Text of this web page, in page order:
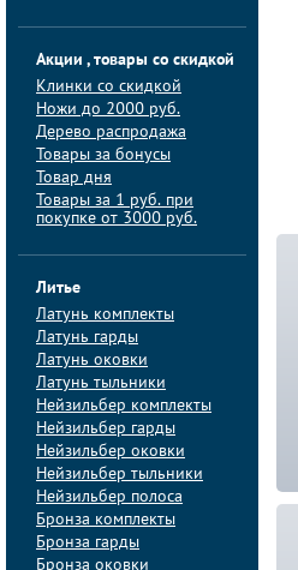
Акции , товары со скидкой
Клинки со скидкой
Ножи до 2000 руб.
Дерево распродажа
Товары за бонусы
Товар дня
Товары за 1 руб. при
покупке от 3000 руб.
Литье
Латунь комплекты
Латунь гарды
Латунь оковки
Латунь тыльники
Нейзильбер комплекты
Нейзильбер гарды
Нейзильбер оковки
Нейзильбер тыльники
Нейзильбер полоса
Бронза комплекты
Бронза гарды
Бронза оковки